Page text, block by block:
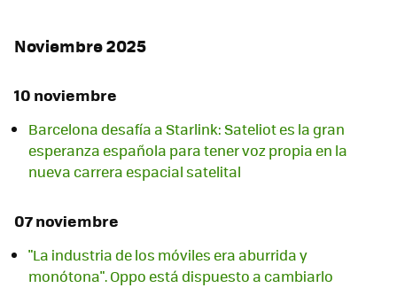
Noviembre 2025
10 noviembre
Barcelona desafía a Starlink: Sateliot es la gran
esperanza española para tener voz propia en la
nueva carrera espacial satelital
07 noviembre
"La industria de los móviles era aburrida y
monótona". Oppo está dispuesto a cambiarlo